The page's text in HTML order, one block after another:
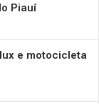
Piauí
e motocicleta